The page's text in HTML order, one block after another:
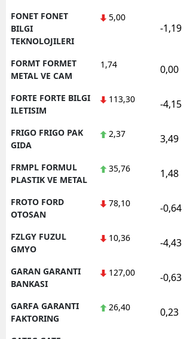
FONET FONET
BILGI
TEKNOLOJILERI
5,00
-1,19
FORMT FORMET
METAL VE CAM
1,74 0,00
FORTE FORTE BILGI
ILETISIM
113,30 -4,15
FRIGO FRIGO PAK
GIDA
2,37 3,49
FRMPL FORMUL
PLASTIK VE METAL
35,76 1,48
FROTO FORD
OTOSAN
78,10 -0,64
FZLGY FUZUL
GMYO
10,36 -4,43
GARAN GARANTI
BANKASI
127,00 -0,63
GARFA GARANTI
FAKTORING
26,40 0,23